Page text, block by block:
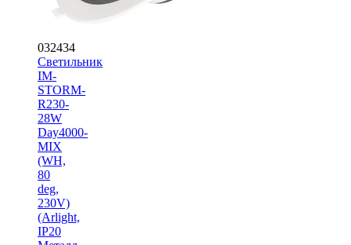
032434
Светильник
IM-
STORM-
R230-
28W
Day4000-
MIX
(WH,
80
deg,
230V)
(Arlight,
IP20